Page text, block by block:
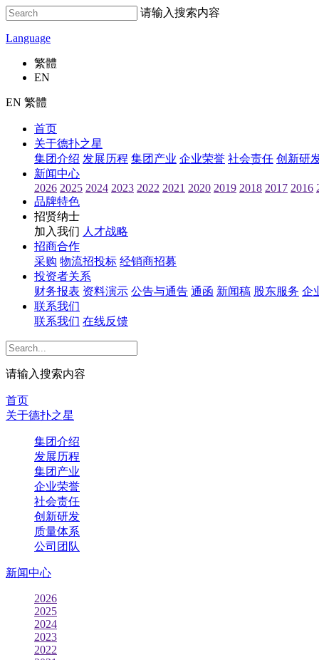
请输入搜索内容
Language
繁體
EN
EN 繁體
首页
关于德扑之星
集团介绍 发展历程 集团产业 企业荣誉 社会责任 创新研
新闻中心
2026 2025 2024 2023 2022 2021 2020 2019 2018 2017 2016
品牌特色
招贤纳士
加入我们 人才战略
招商合作
采购 物流招投标 经销商招募
投资者关系
财务报表 资料演示 公告与通告 通函 新闻稿 股东服务 企
联系我们
联系我们 在线反馈
请输入搜索内容
首页
关于德扑之星
集团介绍
发展历程
集团产业
企业荣誉
社会责任
创新研发
质量体系
公司团队
新闻中心
2026
2025
2024
2023
2022